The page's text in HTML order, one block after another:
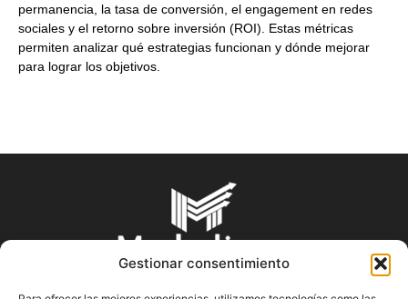
Gestionar consentimiento
permanencia, la tasa de conversión, el engagement en redes
sociales y el retorno sobre inversión (ROI). Estas métricas
permiten analizar qué estrategias funcionan y dónde mejorar
para lograr los objetivos.